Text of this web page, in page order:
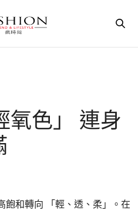
氧色」 連身
飽和轉向 「輕、透、柔」。在